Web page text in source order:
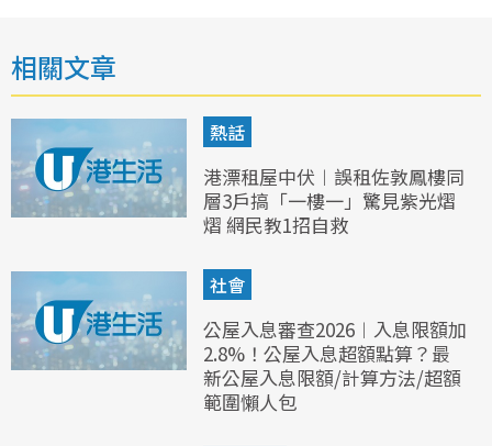
相關文章
熱話
港漂租屋中伏︱誤租佐敦鳳樓同
層3戶搞「一樓一」驚見紫光熠
熠 網民教1招自救
社會
公屋入息審查2026︱入息限額加
2.8%！公屋入息超額點算？最
新公屋入息限額/計算方法/超額
範圍懶人包